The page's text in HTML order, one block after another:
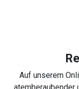
Auf unserem
atemberaubender